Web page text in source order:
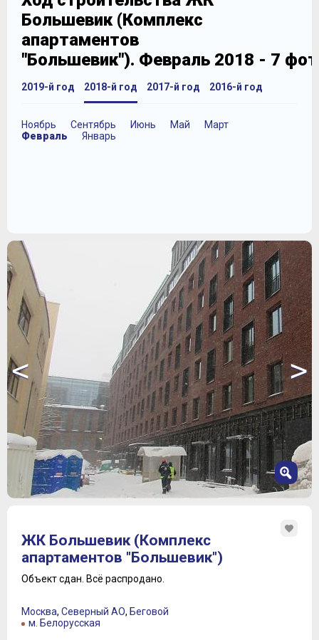
Большевик (Комплекс
апартаментов
"Большевик"). Февраль 2018 - 7
2019-й год 2018-й год
Ноябрь Сентябрь Июнь Май
Март
Февраль
Январь
2017-й год 2016-й год
< >
3
4
5
ЖК Большевик (Комплекс
апартаментов "Большевик")
Объект сдан. Всё распродано.
Москва, Северный АО, Беговой
м. Белорусская